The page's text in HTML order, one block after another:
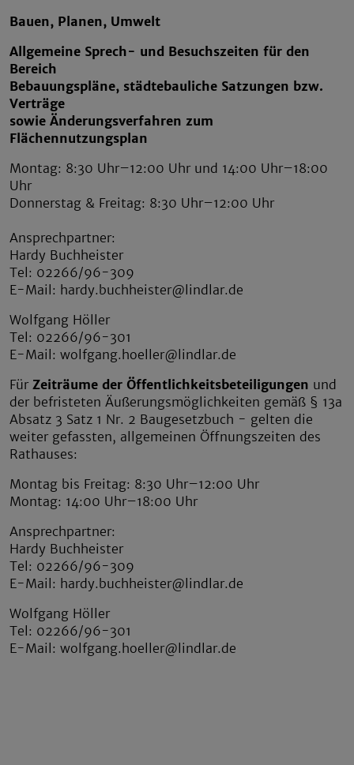
Bauen, Planen, Umwelt
Allgemeine Sprech- und Besuchszeiten für den
Bereich
Bebauungspläne, städtebauliche Satzungen bzw.
Verträge
sowie Änderungsverfahren zum
Flächennutzungsplan
Montag: 8:30 Uhr–12:00 Uhr und 14:00 Uhr–18:00
Uhr
Donnerstag & Freitag: 8:30 Uhr–12:00 Uhr
Ansprechpartner:
Hardy Buchheister
Tel: 02266/96-309
E-Mail: hardy.buchheister@lindlar.de
Wolfgang Höller
Tel: 02266/96-301
E-Mail: wolfgang.hoeller@lindlar.de
Für Zeiträume der Öffentlichkeitsbeteiligungen und
der befristeten Äußerungsmöglichkeiten gemäß § 13a
Absatz 3 Satz 1 Nr. 2 Baugesetzbuch - gelten die
weiter gefassten, allgemeinen Öffnungszeiten des
Rathauses:
Montag bis Freitag: 8:30 Uhr–12:00 Uhr
Montag: 14:00 Uhr–18:00 Uhr
Ansprechpartner:
Hardy Buchheister
Tel: 02266/96-309
E-Mail: hardy.buchheister@lindlar.de
Wolfgang Höller
Tel: 02266/96-301
E-Mail: wolfgang.hoeller@lindlar.de